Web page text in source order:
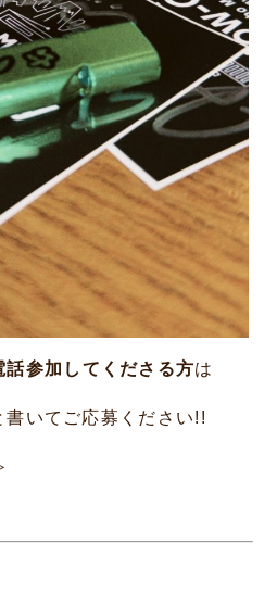
話参加してくださる方は
書いてご応募ください!!